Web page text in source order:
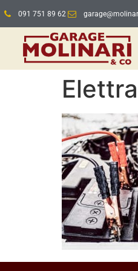
091 751 89 62